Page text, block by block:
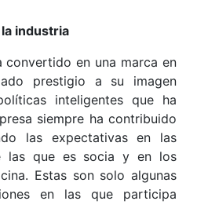
industria
convertido en una marca en
prestigio a su imagen
inteligentes que ha
siempre ha contribuido
las expectativas en las
las que es socia y en los
Estas son solo algunas
en las que participa